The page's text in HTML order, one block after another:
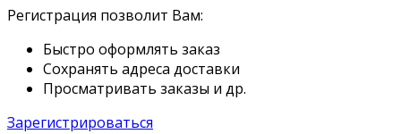
Регистрация позволит Вам:
Быстро оформлять заказ
Сохранять адреса доставки
Просматривать заказы и др.
Зарегистрироваться